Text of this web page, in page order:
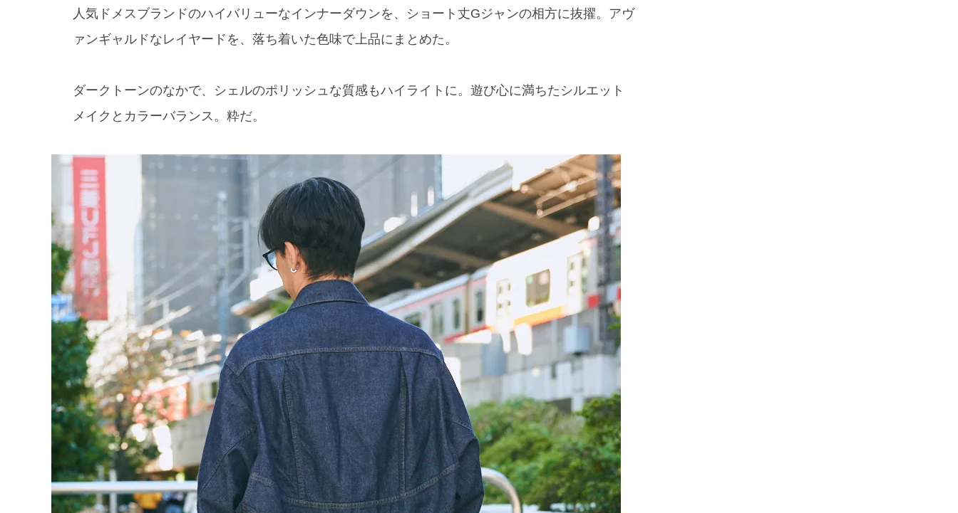
人気ドメスブランドのハイバリューなインナーダウンを、ショート丈Gジャンの相方に抜擢。アヴ
ァンギャルドなレイヤードを、落ち着いた色味で上品にまとめた。
ダークトーンのなかで、シェルのポリッシュな質感もハイライトに。遊び心に満ちたシルエット
メイクとカラーバランス。粋だ。